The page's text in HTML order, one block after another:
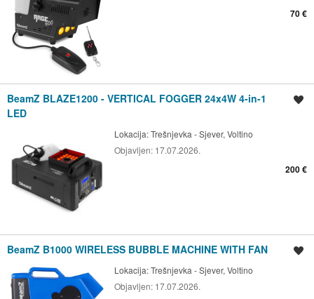
70 €
BeamZ BLAZE1200 - VERTICAL FOGGER 24x4W 4-in-1
LED
Lokacija:Trešnjevka - Sjever, Voltino
Objavljen: 17.07.2026.
200 €
BeamZ B1000 WIRELESS BUBBLE MACHINE WITH FAN
Lokacija:Trešnjevka - Sjever, Voltino
Objavljen: 17.07.2026.